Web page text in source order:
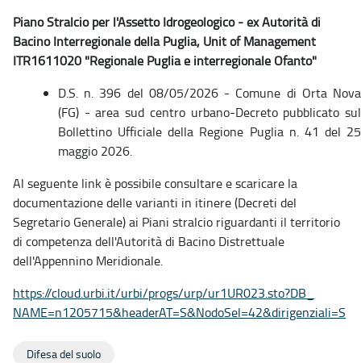
Piano Stralcio per l'Assetto Idrogeologico - ex Autorità di
Bacino Interregionale della Puglia, Unit of Management
ITR1611020 "Regionale Puglia e interregionale Ofanto"
D.S. n. 396 del 08/05/2026 - Comune di Orta Nova
(FG) - area sud centro urbano-Decreto pubblicato sul
Bollettino Ufficiale della Regione Puglia n. 41 del 25
maggio 2026.
Al seguente link è possibile consultare e scaricare la
documentazione delle varianti in itinere (Decreti del
Segretario Generale) ai Piani stralcio riguardanti il territorio
di competenza dell'Autorità di Bacino Distrettuale
dell'Appennino Meridionale.
https://cloud.urbi.it/urbi/progs/urp/ur1UR023.sto?DB_
NAME=n1205715&headerAT=S&NodoSel=42&dirigenziali=S
Difesa del suolo